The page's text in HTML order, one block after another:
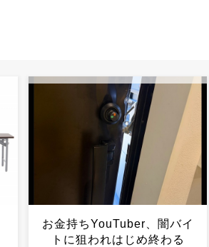
3大もらって困るもの「釣っ
た魚」「プリザーブドフラ